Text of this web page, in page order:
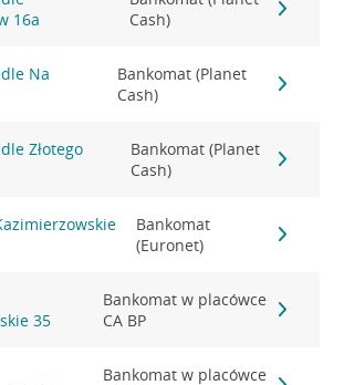
16a
Cash)
Na
Bankomat (Planet
Cash)
Złotego
Bankomat (Planet
Cash)
Bankomat
(Euronet)
35
Bankomat w placówce
CA BP
Bankomat w placówce